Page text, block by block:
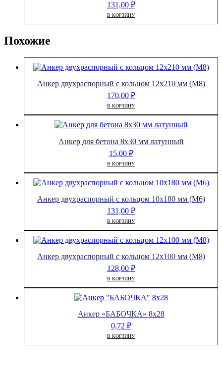
131,00 ₽
В КОРЗИНУ
Похожие
Анкер двухраспорный с кольцом 12х210 мм (М8)
170,00 ₽
В КОРЗИНУ
Анкер для бетона 8х30 мм латунный
15,00 ₽
В КОРЗИНУ
Анкер двухраспорный с кольцом 10х180 мм (М6)
131,00 ₽
В КОРЗИНУ
Анкер двухраспорный с кольцом 12х100 мм (М8)
128,00 ₽
В КОРЗИНУ
Анкер «БАБОЧКА» 8х28
0,72 ₽
В КОРЗИНУ